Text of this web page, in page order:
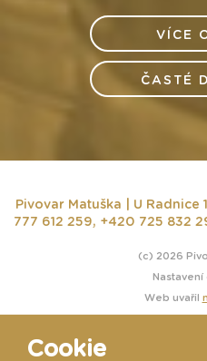
VÍCE
ČASTÉ
Pivovar Matuška | U Radnice
777 612 259, +420 725 832
(c) 2026
Web uvařil
Cookie